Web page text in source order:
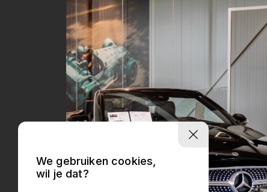
We gebruiken cookies,
wil je dat?